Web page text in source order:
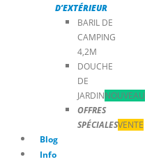
D’EXTÉRIEUR
BARIL DE
CAMPING
4,2M
DOUCHE
DE
JARDINNOUVEAU
OFFRES
SPÉCIALESVENTE
Blog
Info